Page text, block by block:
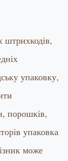
штрихкодів,
упаковку,
порошків,
упаковка
може